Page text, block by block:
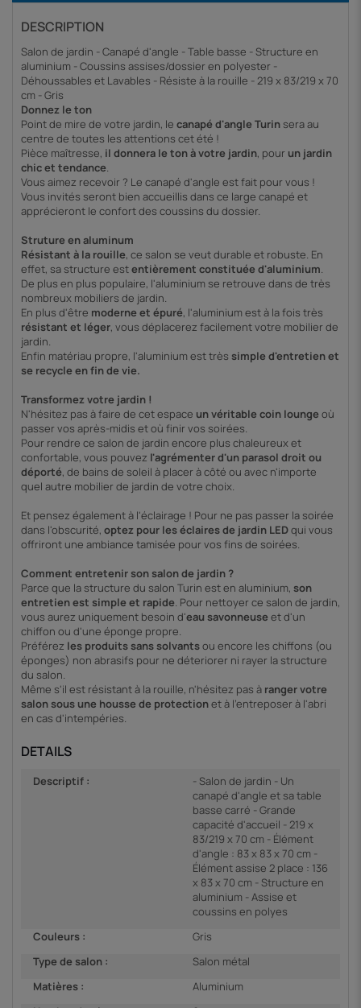
DESCRIPTION
Salon de jardin - Canapé d'angle - Table basse - Structure en
aluminium - Coussins assises/dossier en polyester -
Déhoussables et Lavables - Résiste à la rouille - 219 x 83/219 x 70
cm - Gris
Donnez le ton
Point de mire de votre jardin, le canapé d'angle Turinsera au
centre de toutes les attentions cet été !
Pièce maîtresse, il donnera le ton à votre jardin, pour un jardin
chic et tendance.
Vous aimez recevoir ? Le canapé d'angle est fait pour vous !
Vous invités seront bien accueillis dans ce large canapé et
apprécieront le confort des coussins du dossier.
Struture en aluminum
Résistant à la rouille, ce salon se veut durable et robuste. En
effet, sa structure estentièrement constituée d'aluminium.
De plus en plus populaire, l'aluminium se retrouve dans de très
nombreux mobiliers de jardin.
En plus d'être moderne et épuré, l'aluminium est à la fois très
résistant et léger, vous déplacerez facilement votre mobilier de
jardin.
Enfin matériau propre, l'aluminium est très simple d'entretien et
se recycle en fin de vie.
Transformez votre jardin !
N'hésitez pas à faire de cet espace un véritable coin lounge où
passer vos après-midis et où finir vos soirées.
Pour rendre ce salon de jardin encore plus chaleureux et
confortable, vous pouvez l'agrémenter d'un parasol droit ou
déporté, de bains de soleil à placer à côté ou avec n'importe
quel autre mobilier de jardin de votre choix.
Et pensez également à l'éclairage ! Pour ne pas passer la soirée
dans l'obscurité, optez pour les éclaires de jardin LEDqui vous
offriront une ambiance tamisée pour vos fins de soirées.
Comment entretenir son salon de jardin ?
Parce que la structure du salon Turin est en aluminium, son
entretien est simple et rapide. Pour nettoyer ce salon de jardin,
vous aurez uniquement besoin d'eau savonneuse et d'un
chiffon ou d'une éponge propre.
Préférez les produits sans solvantsou encore les chiffons (ou
éponges) non abrasifs pour ne déteriorer ni rayer la structure
du salon.
Même s'il est résistant à la rouille, n'hésitez pas à ranger votre
salon sous une housse de protectionet à l'entreposer à l'abri
en cas d'intempéries.
DETAILS
Descriptif :
- Salon de jardin - Un
canapé d'angle et sa table
basse carré - Grande
capacité d'accueil - 219 x
83/219 x 70 cm - Élément
d'angle : 83 x 83 x 70 cm -
Élément assise 2 place : 136
x 83 x 70 cm - Structure en
aluminium - Assise et
coussins en polyes
Couleurs :
Gris
Type de salon :
Salon métal
Matières :
Aluminium